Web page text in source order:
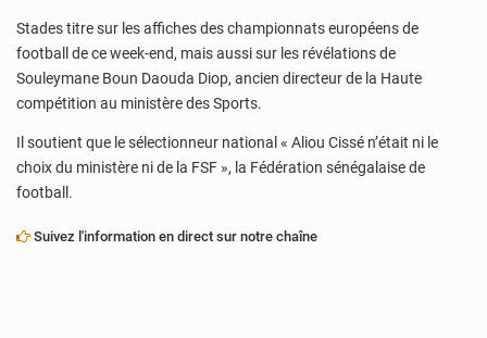
Stades titre sur les affiches des championnats européens de
football de ce week-end, mais aussi sur les révélations de
Souleymane Boun Daouda Diop, ancien directeur de la Haute
compétition au ministère des Sports.
Il soutient que le sélectionneur national « Aliou Cissé n’était ni le
choix du ministère ni de la FSF », la Fédération sénégalaise de
football.
Suivez l'information en direct sur notre chaîne